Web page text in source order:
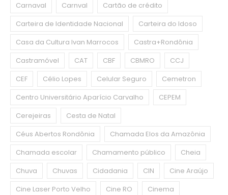
Carnaval
Carnval
Cartão de crédito
Carteira de Identidade Nacional
Carteira do Idoso
Casa da Cultura Ivan Marrocos
Castra+Rondônia
Castramóvel
CAT CBF CBMRO
CCJ
CEF
Célio Lopes Celular Seguro
Cemetron
Centro Universitário Aparício Carvalho
CEPEM
Cerejeiras
Cesta de Natal
Céus Abertos Rondônia
Chamada Elos da Amazônia
Chamada escolar
Chamamento público
Cheia
Chuva
Chuvas Cidadania CIN
Cine Araújo
Cine Laser Porto Velho
Cine RO
Cinema